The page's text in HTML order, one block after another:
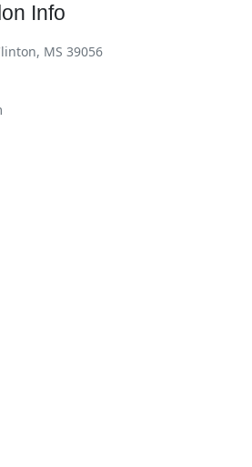
Info
MS 39056